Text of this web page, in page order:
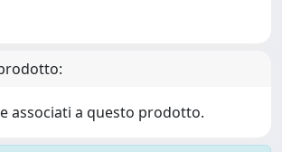
associati a questo prodotto.